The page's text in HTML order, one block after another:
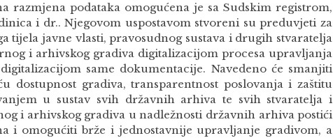
razmjena podataka omogućena je sa Sudskim registrom,
i dr.. Njegovom uspostavom stvoreni su preduvjeti za
tijela javne vlasti, pravosudnog sustava i drugih stvaratelja
i arhivskog gradiva digitalizacijom procesa upravljanja
same dokumentacije. Navedeno će smanjiti
dostupnost gradiva, transparentnost poslovanja i zaštitu
u sustav svih državnih arhiva te svih stvaratelja i
i arhivskog gradiva u nadležnosti državnih arhiva postići
i omogućiti brže i jednostavnije upravljanje gradivom, a